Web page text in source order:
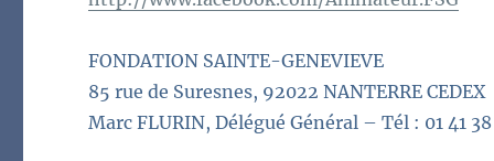
FONDATION SAINTE-GENEVIEVE
85 rue de Suresnes, 92022 NANTERRE CEDEX
Marc FLURIN, Délégué Général – Tél : 01 41 38